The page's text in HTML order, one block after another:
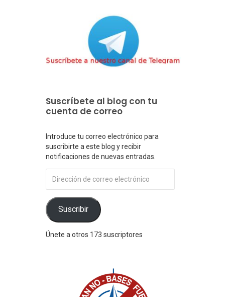
Suscríbete al blog con tu
cuenta de correo
Introduce tu correo electrónico para
suscribirte a este blog y recibir
notificaciones de nuevas entradas.
de
correo
electrónico
Suscribir
Únete a otros 173 suscriptores